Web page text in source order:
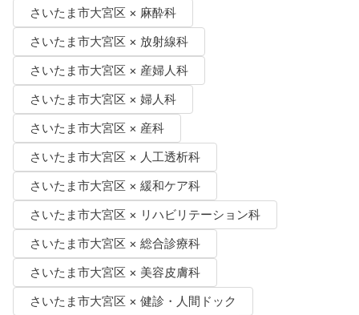
さいたま市大宮区 × 麻酔科
さいたま市大宮区 × 放射線科
さいたま市大宮区 × 産婦人科
さいたま市大宮区 × 婦人科
さいたま市大宮区 × 産科
さいたま市大宮区 × 人工透析科
さいたま市大宮区 × 緩和ケア科
さいたま市大宮区 × リハビリテーション科
さいたま市大宮区 × 総合診療科
さいたま市大宮区 × 美容皮膚科
さいたま市大宮区 × 健診・人間ドック